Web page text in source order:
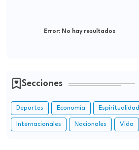
Error: No hay resultados
Secciones
Deportes Economía Espiritualidad
Internacionales Nacionales Vida